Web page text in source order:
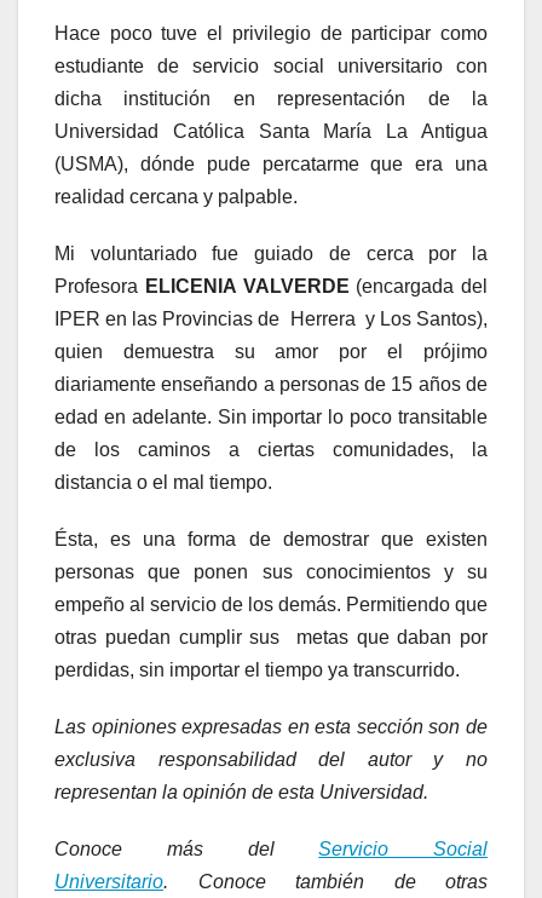
Hace poco tuve el privilegio de participar como
estudiante de servicio social universitario con
dicha institución en representación de la
Universidad Católica Santa María La Antigua
(USMA), dónde pude percatarme que era una
realidad cercana y palpable.
Mi voluntariado fue guiado de cerca por la
Profesora ELICENIA VALVERDE (encargada del
IPER en las Provincias de Herrera y Los Santos),
quien demuestra su amor por el prójimo
diariamente enseñando a personas de 15 años de
edad en adelante. Sin importar lo poco transitable
de los caminos a ciertas comunidades, la
distancia o el mal tiempo.
Ésta, es una forma de demostrar que existen
personas que ponen sus conocimientos y su
empeño al servicio de los demás. Permitiendo que
otras puedan cumplir sus metas que daban por
perdidas, sin importar el tiempo ya transcurrido.
Las opiniones expresadas en esta sección son de
exclusiva responsabilidad del autor y no
representan la opinión de esta Universidad.
Conoce más delServicio Social
Universitario. Conoce también de otras